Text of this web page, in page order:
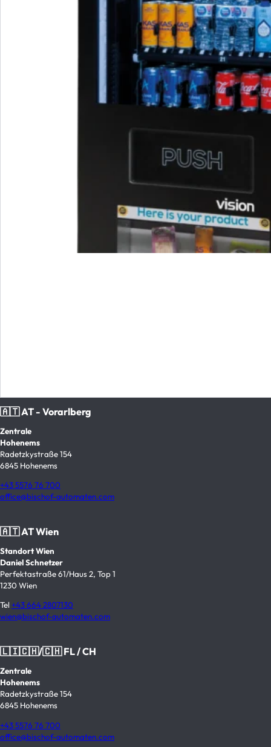
🇦🇹 AT - Vorarlberg
Zentrale
Hohenems
Radetzkystraße 154
6845 Hohenems
+43 5576 76 700
office@bischof-automaten.com
🇦🇹 AT Wien
Standort Wien
Daniel Schnetzer
Perfektastraße 61/Haus 2, Top 1
1230 Wien
Tel +43 664 2807130
wien@bischof-automaten.com
🇱🇮🇨🇭/🇨🇭 FL / CH
Zentrale
Hohenems
Radetzkystraße 154
6845 Hohenems
+43 5576 76 700
office@bischof-automaten.com